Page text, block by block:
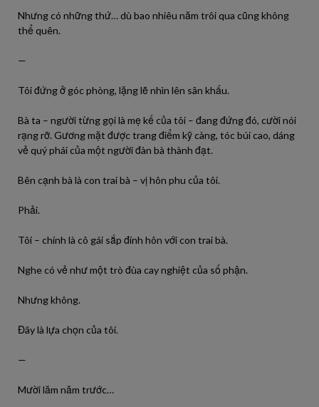
Nhưng có những thứ… dù bao nhiêu năm trôi qua cũng không
thể quên.
—
Tôi đứng ở góc phòng, lặng lẽ nhìn lên sân khấu.
Bà ta – người từng gọi là mẹ kế của tôi – đang đứng đó, cười nói
rạng rỡ. Gương mặt được trang điểm kỹ càng, tóc búi cao, dáng
vẻ quý phái của một người đàn bà thành đạt.
Bên cạnh bà là con trai bà – vị hôn phu của tôi.
Phải.
Tôi – chính là cô gái sắp đính hôn với con trai bà.
Nghe có vẻ như một trò đùa cay nghiệt của số phận.
Nhưng không.
Đây là lựa chọn của tôi.
—
Mười lăm năm trước…